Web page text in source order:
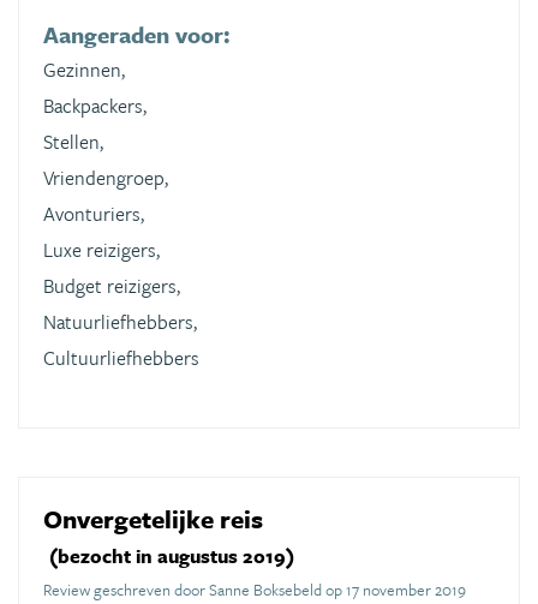
Aangeraden voor:
Gezinnen,
Backpackers,
Stellen,
Vriendengroep,
Avonturiers,
Luxe reizigers,
Budget reizigers,
Natuurliefhebbers,
Cultuurliefhebbers
Onvergetelijke reis
(bezocht in augustus 2019)
Review geschreven door Sanne Boksebeld op 17 november 2019